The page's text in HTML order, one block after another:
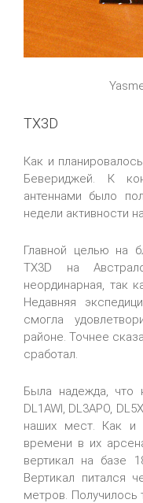
TX3D
Как и
Бевериджей. К
антеннами было
недели активности
Главной целью на
TX3D на
неординарная, так
Недавняя
смогла
районе. Точнее
сработал.
Была надежда, что
DL1AWI, DL3APO,
наших мест. Как и
времени в их
вертикал на базе
Вертикал питался
метров. Получилось